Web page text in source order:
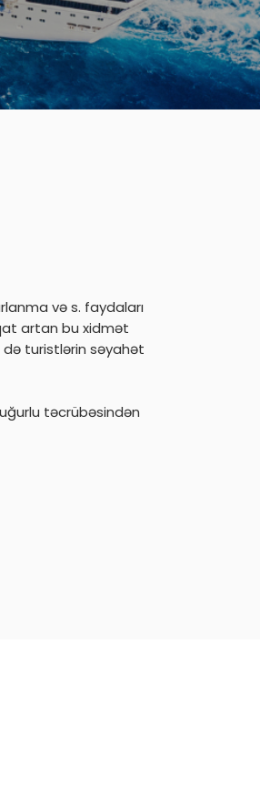
və s. faydaları
artan bu xidmət
də turistlərin səyahət
təcrübəsindən